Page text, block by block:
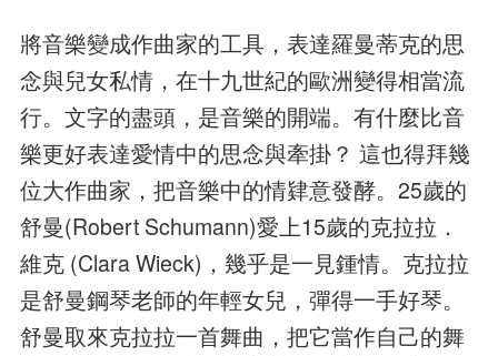
將音樂變成作曲家的工具，表達羅曼蒂克的思
念與兒女私情，在十九世紀的歐洲變得相當流
行。文字的盡頭，是音樂的開端。有什麼比音
樂更好表達愛情中的思念與牽掛？ 這也得拜幾
位大作曲家，把音樂中的情肄意發酵。25歲的
舒曼(Robert Schumann)愛上15歲的克拉拉．
維克 (Clara Wieck)，幾乎是一見鍾情。克拉拉
是舒曼鋼琴老師的年輕女兒，彈得一手好琴。
舒曼取來克拉拉一首舞曲，把它當作自己的舞